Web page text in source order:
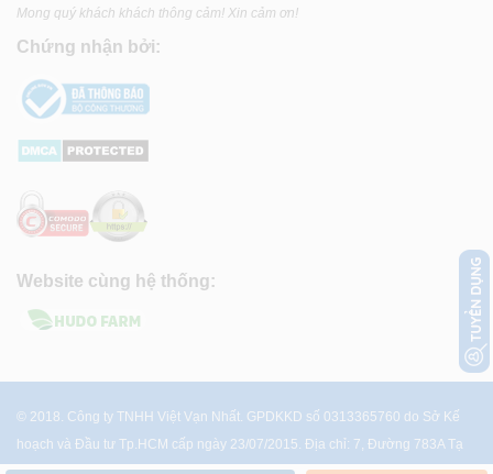
Mong quý khách khách thông cảm! Xin cảm ơn!
Chứng nhận bởi:
Website cùng hệ thống:
© 2018. Công ty TNHH Việt Vạn Nhất. GPDKKD số 0313365760 do Sở Kế
hoạch và Đầu tư Tp.HCM cấp ngày 23/07/2015. Địa chỉ: 7, Đường 783A Tạ